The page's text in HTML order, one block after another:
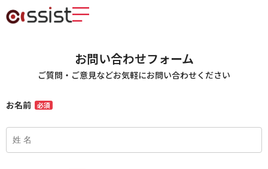
お問い合わせフォーム
ご質問・ご意見などお気軽にお問い合わせください
お名前 必須